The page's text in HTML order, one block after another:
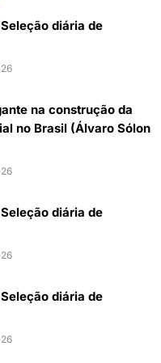
diária de
na construção da
no Brasil (Álvaro Sólon
diária de
diária de